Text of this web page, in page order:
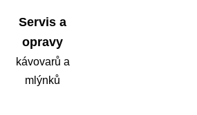
Servis a
opravy
kávovarů a
mlýnků